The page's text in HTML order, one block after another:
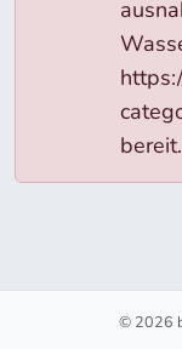
bereit.
© 2026